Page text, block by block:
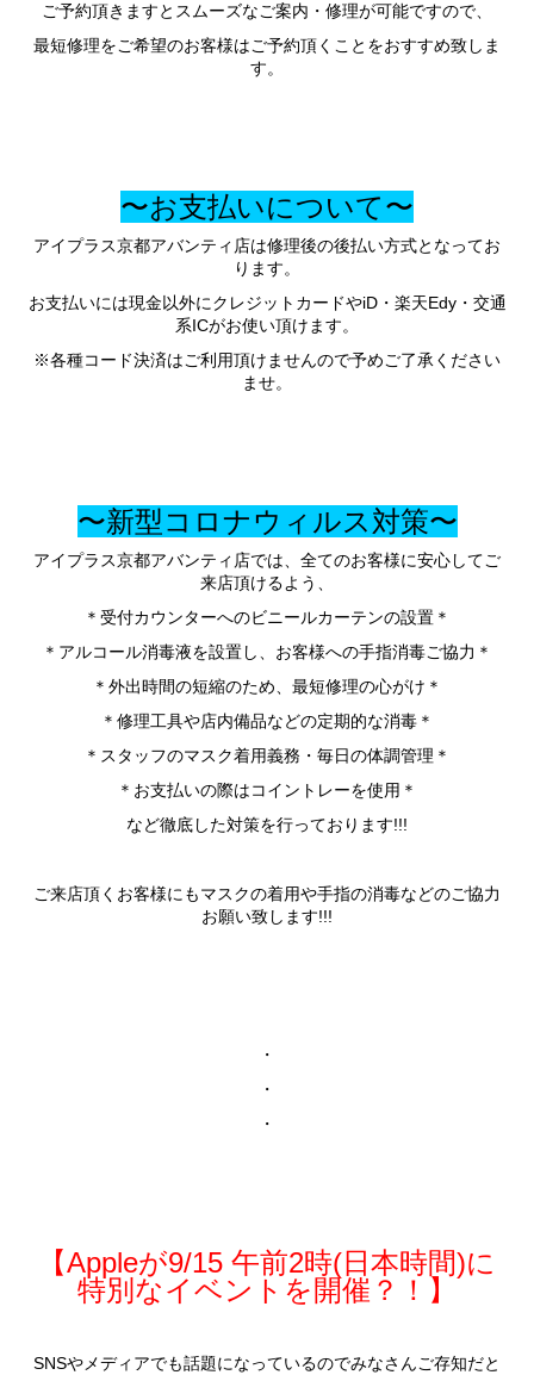
ご予約頂きますとスムーズなご案内・修理が可能ですので、
最短修理をご希望のお客様はご予約頂くことをおすすめ致しま
す。
〜お支払いについて〜
アイプラス京都アバンティ店は修理後の後払い方式となってお
ります。
お支払いには現金以外にクレジットカードやiD・楽天Edy・交通
系ICがお使い頂けます。
※各種コード決済はご利用頂けませんので予めご了承ください
ませ。
〜新型コロナウィルス対策〜
アイプラス京都アバンティ店では、全てのお客様に安心してご
来店頂けるよう、
＊受付カウンターへのビニールカーテンの設置＊
＊アルコール消毒液を設置し、お客様への手指消毒ご協力＊
＊外出時間の短縮のため、最短修理の心がけ＊
＊修理工具や店内備品などの定期的な消毒＊
＊スタッフのマスク着用義務・毎日の体調管理＊
＊お支払いの際はコイントレーを使用＊
など徹底した対策を行っております!!!
ご来店頂くお客様にもマスクの着用や手指の消毒などのご協力
お願い致します!!!
・
・
・
【Appleが9/15 午前2時(日本時間)に
特別なイベントを開催？！】
SNSやメディアでも話題になっているのでみなさんご存知だと